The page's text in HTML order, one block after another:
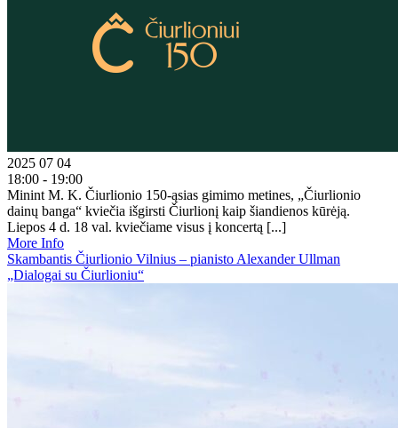
2025 07 04
18:00 - 19:00
Minint M. K. Čiurlionio 150-ąsias gimimo metines, „Čiurlionio
dainų banga“ kviečia išgirsti Čiurlionį kaip šiandienos kūrėją.
Liepos 4 d. 18 val. kviečiame visus į koncertą [...]
More Info
Skambantis Čiurlionio Vilnius – pianisto Alexander Ullman
„Dialogai su Čiurlioniu“